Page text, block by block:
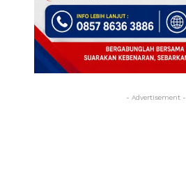
- Advertisement -